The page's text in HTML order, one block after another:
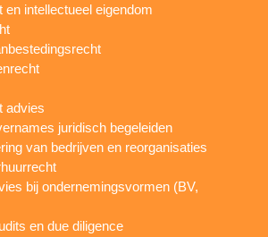
en intellectueel eigendom
advies
juridisch begeleiden
van bedrijven en reorganisaties
bij ondernemingsvormen (BV,
en due diligence